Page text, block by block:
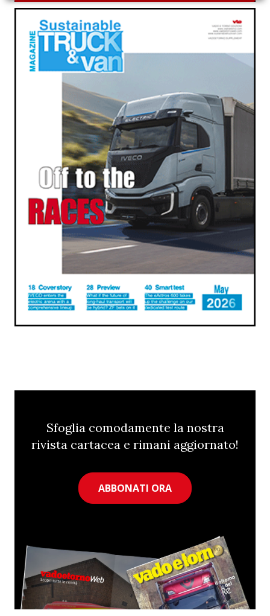
Sfoglia comodamente la nostra
rivista cartacea e rimani aggiornato!
ABBONATI ORA